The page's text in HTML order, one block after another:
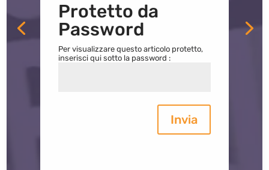
Protetto da
Password
Per visualizzare questo articolo protetto,
inserisci qui sotto la password :
Invia